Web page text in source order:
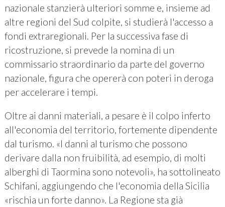
nazionale stanzierà ulteriori somme e, insieme ad
altre regioni del Sud colpite, si studierà l'accesso a
fondi extraregionali. Per la successiva fase di
ricostruzione, si prevede la nomina di un
commissario straordinario da parte del governo
nazionale, figura che opererà con poteri in deroga
per accelerare i tempi.
Oltre ai danni materiali, a pesare è il colpo inferto
all'economia del territorio, fortemente dipendente
dal turismo. «I danni al turismo che possono
derivare dalla non fruibilità, ad esempio, di molti
alberghi di Taormina sono notevoli», ha sottolineato
Schifani, aggiungendo che l'economia della Sicilia
«rischia un forte danno». La Regione sta già